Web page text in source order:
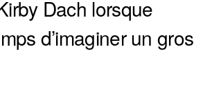
Dach lorsque
d’imaginer un gros